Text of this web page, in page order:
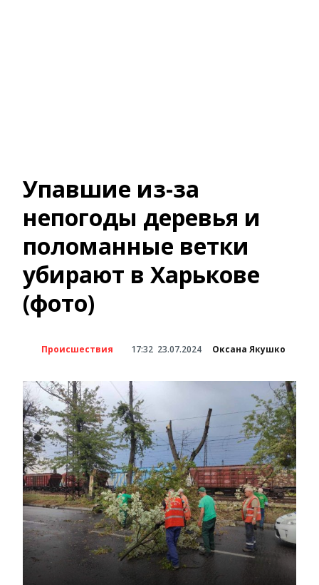
Упавшие из-за
непогоды деревья и
поломанные ветки
убирают в Харькове
(фото)
Происшествия 17:32 23.07.2024 Оксана Якушко